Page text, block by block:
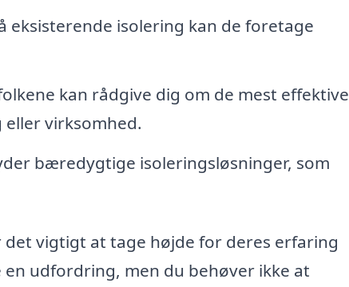
eksisterende isolering kan de foretage
kan rådgive dig om de mest effektive
virksomhed.
bæredygtige isoleringsløsninger, som
vigtigt at tage højde for deres erfaring
udfordring, men du behøver ikke at